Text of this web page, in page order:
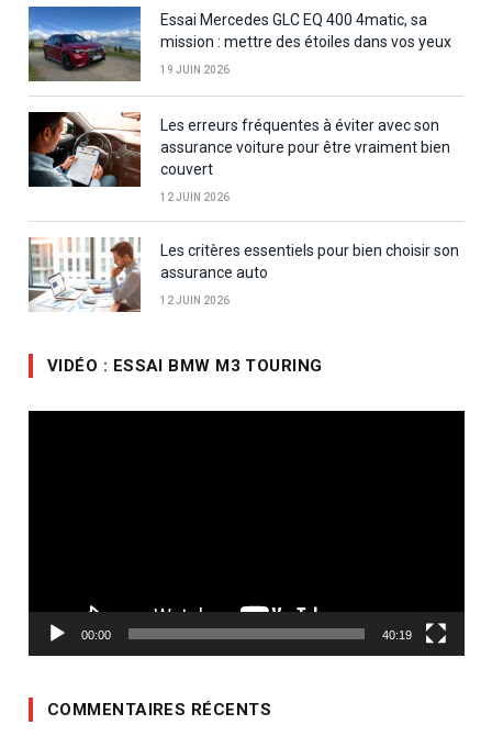
Essai Mercedes GLC EQ 400 4matic, sa
mission : mettre des étoiles dans vos yeux
19 JUIN 2026
Les erreurs fréquentes à éviter avec son
assurance voiture pour être vraiment bien
couvert
12 JUIN 2026
Les critères essentiels pour bien choisir son
assurance auto
12 JUIN 2026
VIDÉO : ESSAI BMW M3 TOURING
00:00 40:19
COMMENTAIRES RÉCENTS